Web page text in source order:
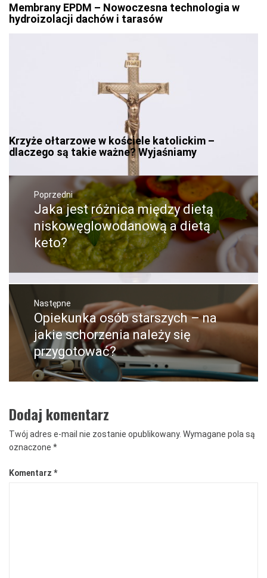
Membrany EPDM – Nowoczesna technologia w
hydroizolacji dachów i tarasów
Krzyże ołtarzowe w kościele katolickim –
dlaczego są takie ważne? Wyjaśniamy
Nawigacja
wpisuPoprzedni
Poprzedni
wpis:
Jaka jest różnica między dietą
niskowęglowodanową a dietą
keto?
Następne
Następny
post:
Opiekunka osób starszych – na
jakie schorzenia należy się
przygotować?
Dodaj komentarz
Twój adres e-mail nie zostanie opublikowany. Wymagane pola są
oznaczone *
Komentarz *